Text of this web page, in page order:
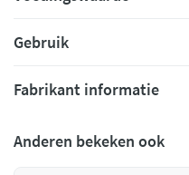
Gebruik
Fabrikant informatie
Anderen bekeken ook